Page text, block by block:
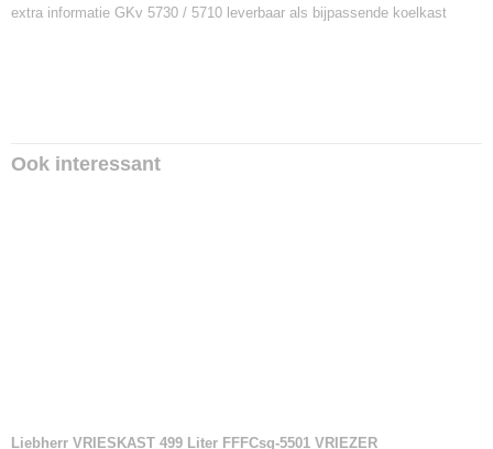
extra informatie GKv 5730 / 5710 leverbaar als bijpassende koelkast
Ook interessant
Liebherr VRIESKAST 499 Liter FFFCsg-5501 VRIEZER